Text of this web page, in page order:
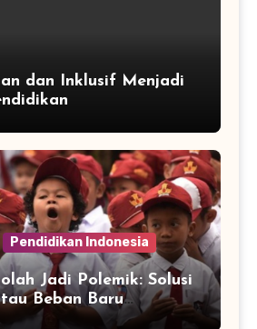
dan Inklusif Menjadi
Pendidikan Indonesia
Jadi Polemik: Solusi
Beban Baru